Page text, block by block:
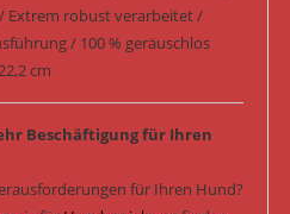
Extrem robust verarbeitet /
/ 100 % geräuschlos
cm
Beschäftigung für Ihren
für Ihren Hund?